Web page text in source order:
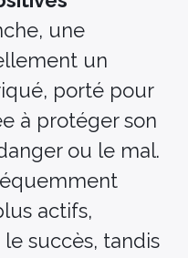
une
un
porté pour
à protéger son
ou le mal.
actifs,
succès, tandis